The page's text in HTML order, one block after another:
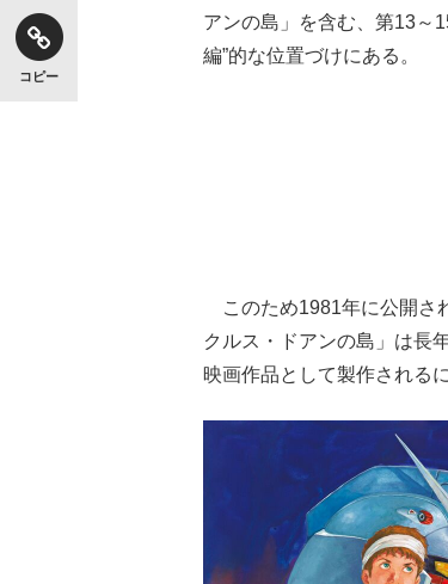
コピー
アンの島」を含む、第13～
編”的な位置づけにある。
このため1981年に公開さ
クルス・ドアンの島」は長
映画作品として製作される